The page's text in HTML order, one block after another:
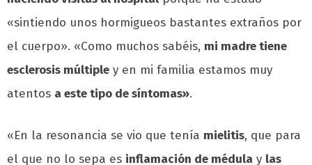
«sintiendo unos hormigueos bastantes extraños por
el cuerpo». «Como muchos sabéis, mi madre tiene
esclerosis múltiple y en mi familia estamos muy
atentos a este tipo de síntomas».
«En la resonancia se vio que tenía mielitis, que para
el que no lo sepa es inflamación de médula y las